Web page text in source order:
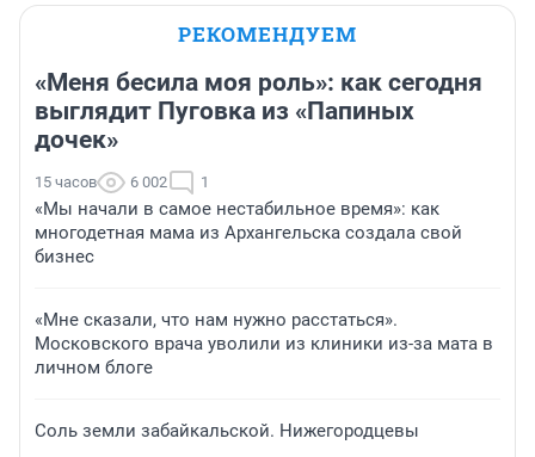
РЕКОМЕНДУЕМ
«Меня бесила моя роль»: как сегодня
выглядит Пуговка из «Папиных
дочек»
15 часов 6 002 1
«Мы начали в самое нестабильное время»: как
многодетная мама из Архангельска создала свой
бизнес
«Мне сказали, что нам нужно расстаться».
Московского врача уволили из клиники из-за мата в
личном блоге
Соль земли забайкальской. Нижегородцевы